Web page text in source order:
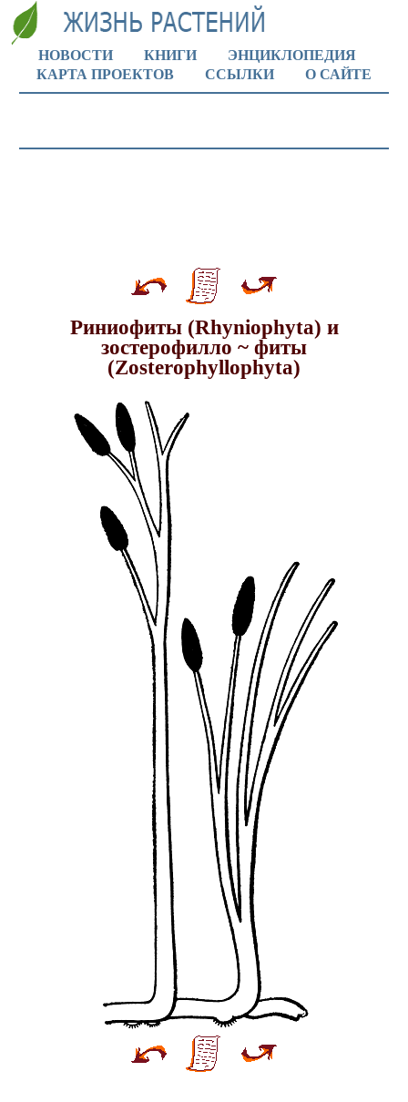
НОВОСТИ КНИГИ
ЭНЦИКЛОПЕДИЯ
КАРТА ПРОЕКТОВ
ССЫЛКИ О САЙТЕ
Риниофиты (Rhyniophyta) и
зостерофилло ~ фиты
(Zosterophyllophyta)